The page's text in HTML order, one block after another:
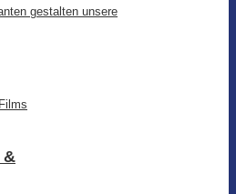
gestalten unsere
&